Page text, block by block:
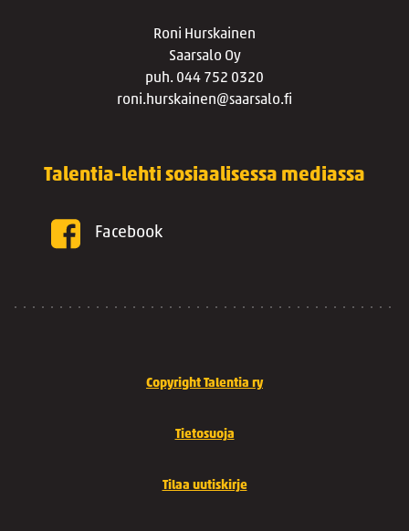
Roni Hurskainen
Saarsalo Oy
puh. 044 752 0320
roni.hurskainen@saarsalo.fi
Talentia-lehti sosiaalisessa mediassa
Facebook
Copyright Talentia ry
Tietosuoja
Tilaa uutiskirje